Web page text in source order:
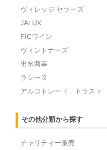
ヴィレッジ セラーズ
JALUX
FICワイン
ヴィントナーズ
出水商事
ラシーヌ
アルコトレード トラスト
その他分類から探す
チャリティー販売